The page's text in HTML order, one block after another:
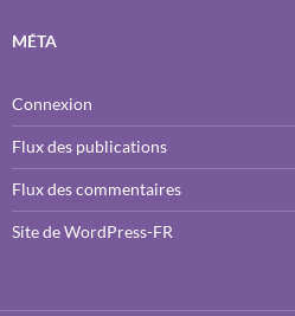
MÉTA
Connexion
Flux des publications
Flux des commentaires
Site de WordPress-FR